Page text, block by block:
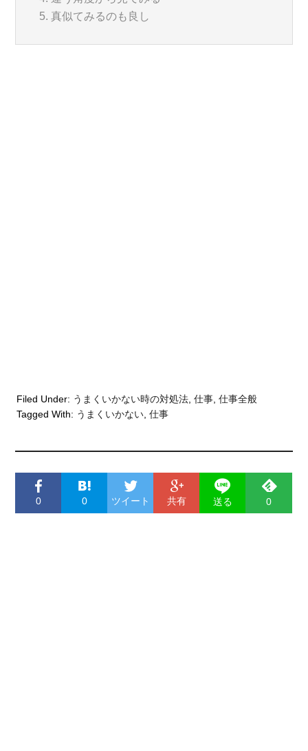
真似てみるのも良し
Filed Under: うまくいかない時の対処法 ,仕事 ,仕事全般
Tagged With: うまくいかない ,仕事
0 0 ツイート 共有 送る 0